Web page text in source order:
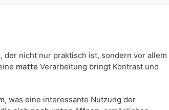
Stehend
7 Werktage
nicht nur praktisch ist, sondern vor allem
matte Verarbeitung bringt Kontrast und
, was eine interessante Nutzung der